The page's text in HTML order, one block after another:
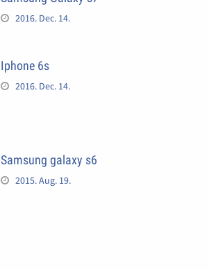
2016. Dec. 14.
Iphone 6s
2016. Dec. 14.
Samsung galaxy s6
2015. Aug. 19.